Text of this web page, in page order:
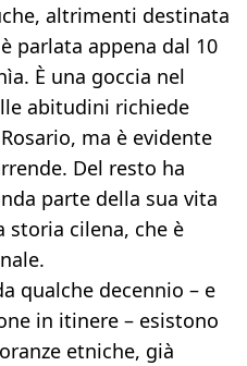
altrimenti destinata
parlata appena dal 10
È una goccia nel
abitudini richiede
ma è evidente
Del resto ha
parte della sua vita
storia cilena, che è
qualche decennio – e
in itinere – esistono
etniche, già